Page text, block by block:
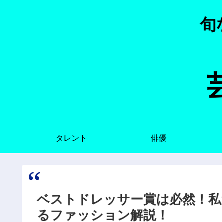
旬
タレント 俳優
ベストドレッサー賞は必然！
るファッション解説！